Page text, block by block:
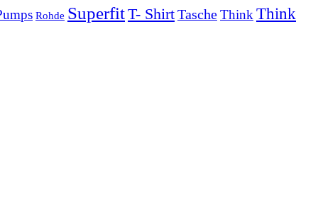
Rohde SuperfitT- ShirtTascheThink Think